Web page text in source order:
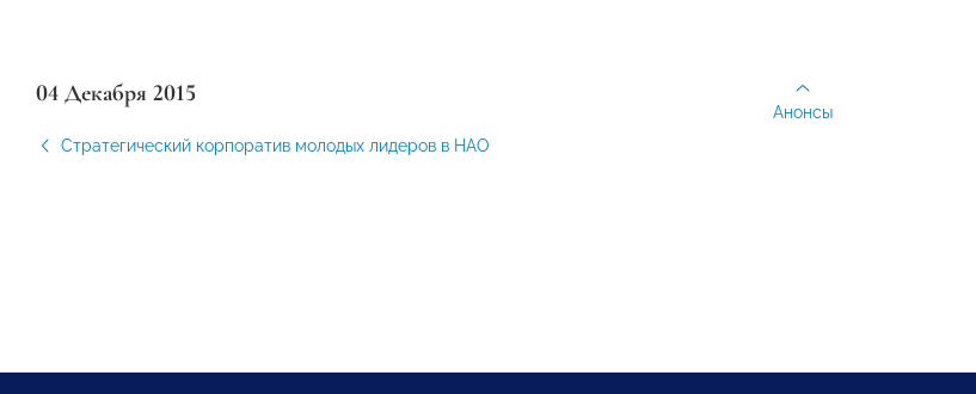
04 Декабря 2015
Стратегический корпоратив молодых лидеров в НАО
Анонсы